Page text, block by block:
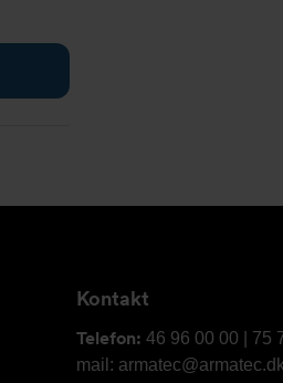
Kontakt
Telefon: 46 96 00 00 | 75
mail: